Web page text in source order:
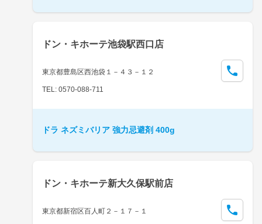
ドン・キホーテ池袋駅西口店
東京都豊島区西池袋１－４３－１２
TEL: 0570-088-711
ドラ ネズミバリア 強力忌避剤 400g
ドン・キホーテ新大久保駅前店
東京都新宿区百人町２－１７－１